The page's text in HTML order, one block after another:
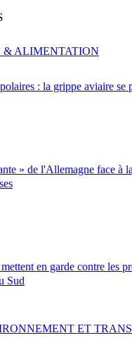
: la grippe aviaire se
& ALIMENTATION
» de l'Allemagne face à
en garde contre les
Sud
ET